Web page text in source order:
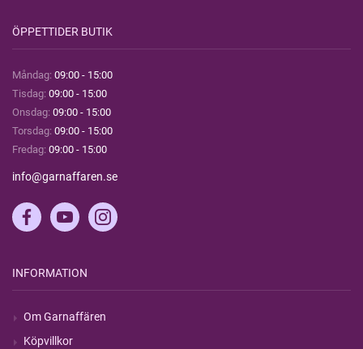
ÖPPETTIDER BUTIK
Måndag: 09:00 - 15:00
Tisdag: 09:00 - 15:00
Onsdag: 09:00 - 15:00
Torsdag: 09:00 - 15:00
Fredag: 09:00 - 15:00
info@garnaffaren.se
INFORMATION
Om Garnaffären
Köpvillkor